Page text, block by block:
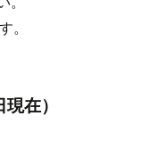
。
在）